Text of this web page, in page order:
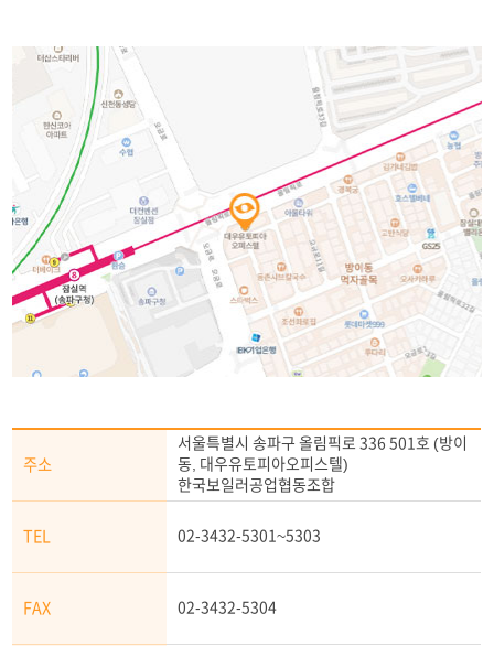
주소
서울특별시 송파구 올림픽로 336 501호 (방이
동, 대우유토피아오피스텔)
한국보일러공업협동조합
TEL 02-3432-5301~5303
FAX 02-3432-5304